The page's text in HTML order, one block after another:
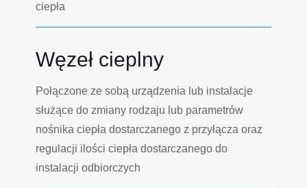
ciepła
Węzeł cieplny
Połączone ze sobą urządzenia lub instalacje
służące do zmiany rodzaju lub parametrów
nośnika ciepła dostarczanego z przyłącza oraz
regulacji ilości ciepła dostarczanego do
instalacji odbiorczych